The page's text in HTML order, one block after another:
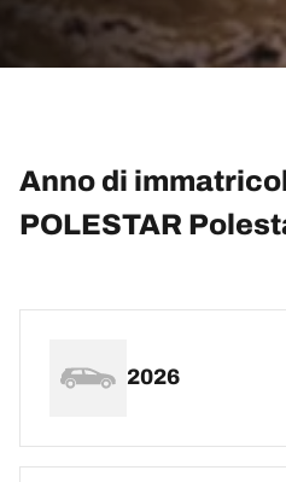
Anno di
POLESTAR
2026